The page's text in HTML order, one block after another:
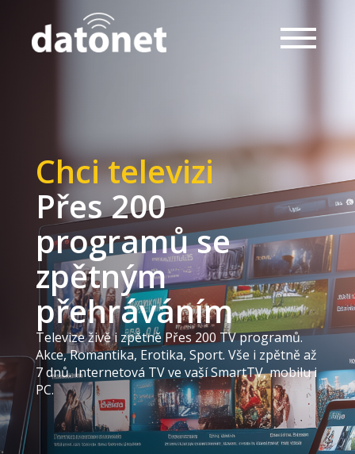
Chci televizi
Přes 200
programů se
zpětným
přehráváním
Televize živě i zpětně Přes 200 TV programů.
Akce, Romantika, Erotika, Sport. Vše i zpětně až
7 dnů. Internetová TV ve vaší SmartTV, mobilu i
PC.